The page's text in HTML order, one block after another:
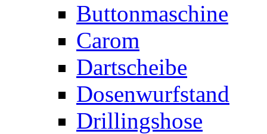
Buttonmaschine
Carom
Dartscheibe
Dosenwurfstand
Drillingshose